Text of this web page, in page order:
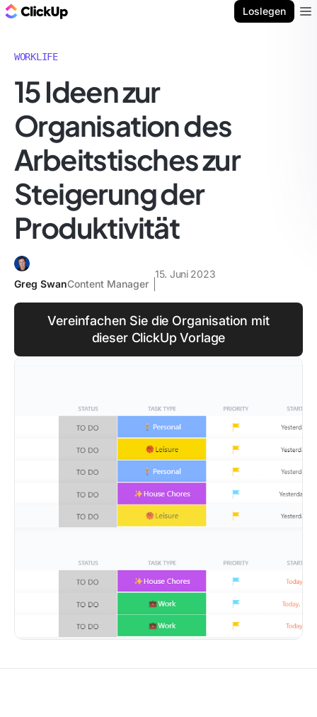
Loslegen
WORKLIFE
15 Ideen zur
Organisation des
Arbeitstisches zur
Steigerung der
Produktivität
Greg SwanContent Manager
15. Juni 2023
Vereinfachen Sie die Organisation mit
dieser ClickUp Vorlage